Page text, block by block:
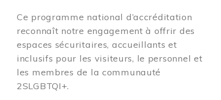
Ce programme national d’accréditation
reconnaît notre engagement à offrir des
espaces sécuritaires, accueillants et
inclusifs pour les visiteurs, le personnel et
les membres de la communauté
2SLGBTQI+.